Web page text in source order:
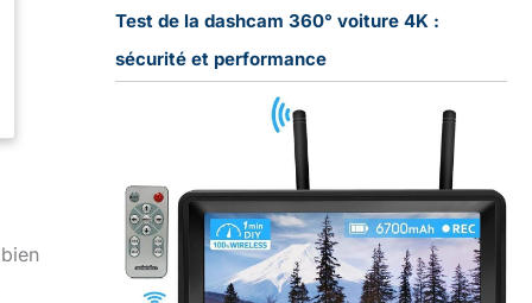
Test de la dashcam 360° voiture 4K :
sécurité et performance